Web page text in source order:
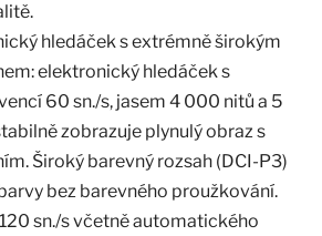
hledáček s extrémně širokým
elektronický hledáček s
60 sn./s, jasem 4 000 nitů a 5
zobrazuje plynulý obraz s
Široký barevný rozsah (DCI-P3)
bez barevného proužkování.
sn./s včetně automatického